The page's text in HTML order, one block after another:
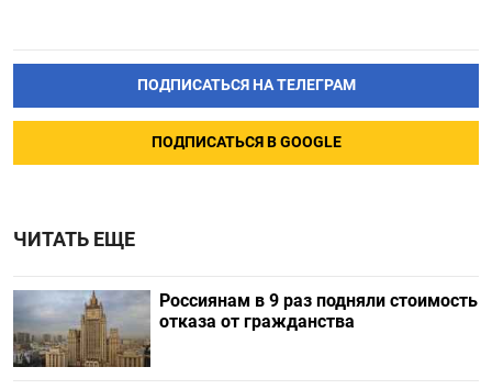
ПОДПИСАТЬСЯ НА ТЕЛЕГРАМ
ПОДПИСАТЬСЯ В GOOGLE
ЧИТАТЬ ЕЩЕ
Россиянам в 9 раз подняли стоимость
отказа от гражданства